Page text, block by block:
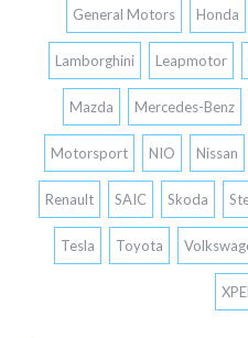
General Motors Honda
Lamborghini Leapmotor
Mazda Mercedes-Benz
Motorsport NIO Nissan
Renault SAIC Skoda
Tesla Toyota